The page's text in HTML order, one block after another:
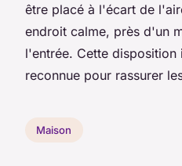
être placé à l'écart de
endroit calme, près d'un
l'entrée. Cette
reconnue pour rassurer
Maison